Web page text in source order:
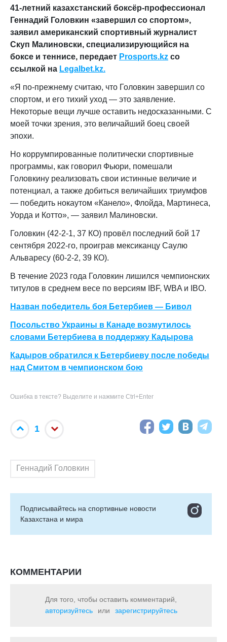
41-летний казахстанский боксёр-профессионал
Геннадий Головкин «завершил со спортом»,
заявил американский спортивный журналист
Скуп Малиновски, специализирующийся на
боксе и теннисе, передает Prosports.kz со
ссылкой на Legalbet.kz.
«Я по-прежнему считаю, что Головкин завершил со
спортом, и его тихий уход — это заявление.
Некоторые вещи лучше оставить недосказанными. С
моей точки зрения, это величайший боец своей
эпохи.
Но коррумпированные политически спортивные
программы, как говорил Фьюри, помешали
Головкину реализовать свои истинные величие и
потенциал, а также добиться величайших триумфов
— победить нокаутом «Канело», Флойда, Мартинеса,
Уорда и Котто», — заявил Малиновски.
Головкин (42-2-1, 37 КО) провёл последний бой 17
сентября 2022-го, проиграв мексиканцу Саулю
Альваресу (60-2-2, 39 КО).
В течение 2023 года Головкин лишился чемпионских
титулов в среднем весе по версиям IBF, WBA и IBO.
Назван победитель боя Бетербиев — Бивол
Посольство Украины в Канаде возмутилось
словами Бетербиева в поддержку Кадырова
Кадыров обратился к Бетербиеву после победы
над Смитом в чемпионском бою
Ошибка в тексте? Выделите и нажмите Ctrl+Enter
1
Геннадий Головкин
Подписывайтесь на cпортивные новости
Казахстана и мира
КОММЕНТАРИИ
Для того, чтобы оставить комментарий,
авторизуйтесь
или зарегистрируйтесь